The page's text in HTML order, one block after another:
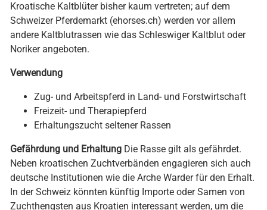
Kroatische Kaltblüter bisher kaum vertreten; auf dem
Schweizer Pferdemarkt (ehorses.ch) werden vor allem
andere Kaltblutrassen wie das Schleswiger Kaltblut oder
Noriker angeboten.
Verwendung
Zug- und Arbeitspferd in Land- und Forstwirtschaft
Freizeit- und Therapiepferd
Erhaltungszucht seltener Rassen
Gefährdung und Erhaltung Die Rasse gilt als gefährdet.
Neben kroatischen Zuchtverbänden engagieren sich auch
deutsche Institutionen wie die Arche Warder für den Erhalt.
In der Schweiz könnten künftig Importe oder Samen von
Zuchthengsten aus Kroatien interessant werden, um die